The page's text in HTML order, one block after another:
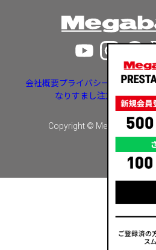
会社概要プライバシーポリシー特
なりすまし注文・いたず
Copyright © Megabass inc.